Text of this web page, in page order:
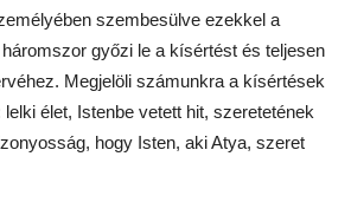
szembesülve ezekkel a
győzi le a kísértést és teljesen
Megjelöli számunkra a kísértések
élet, Istenbe vetett hit, szeretetének
hogy Isten, aki Atya, szeret